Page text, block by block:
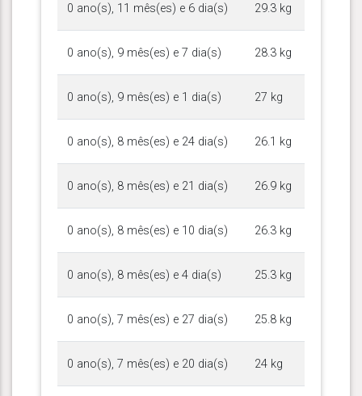
0 ano(s), 11 mês(es) e 6 dia(s) 29.3 kg
0 ano(s), 9 mês(es) e 7 dia(s) 28.3 kg
0 ano(s), 9 mês(es) e 1 dia(s) 27 kg
0 ano(s), 8 mês(es) e 24 dia(s) 26.1 kg
0 ano(s), 8 mês(es) e 21 dia(s) 26.9 kg
0 ano(s), 8 mês(es) e 10 dia(s) 26.3 kg
0 ano(s), 8 mês(es) e 4 dia(s) 25.3 kg
0 ano(s), 7 mês(es) e 27 dia(s) 25.8 kg
0 ano(s), 7 mês(es) e 20 dia(s) 24 kg